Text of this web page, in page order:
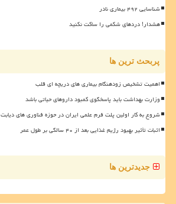
شناسایی ۴۹۲ بیماری نادر
هشدار! دردهای شکمی را ساکت نکنید
پربحث ترین ها
اهمیت تشخیص زودهنگام بیماری های دریچه ای قلب
وزارت بهداشت باید پاسخگوی کمبود داروهای حیاتی باشد
شروع به کار اولین پلت فرم علمی ایران در حوزه فناوری های دیابت
اثبات تأثیر بهبود رژیم غذایی بعد از ۴۰ سالگی بر طول عمر
جدیدترین ها